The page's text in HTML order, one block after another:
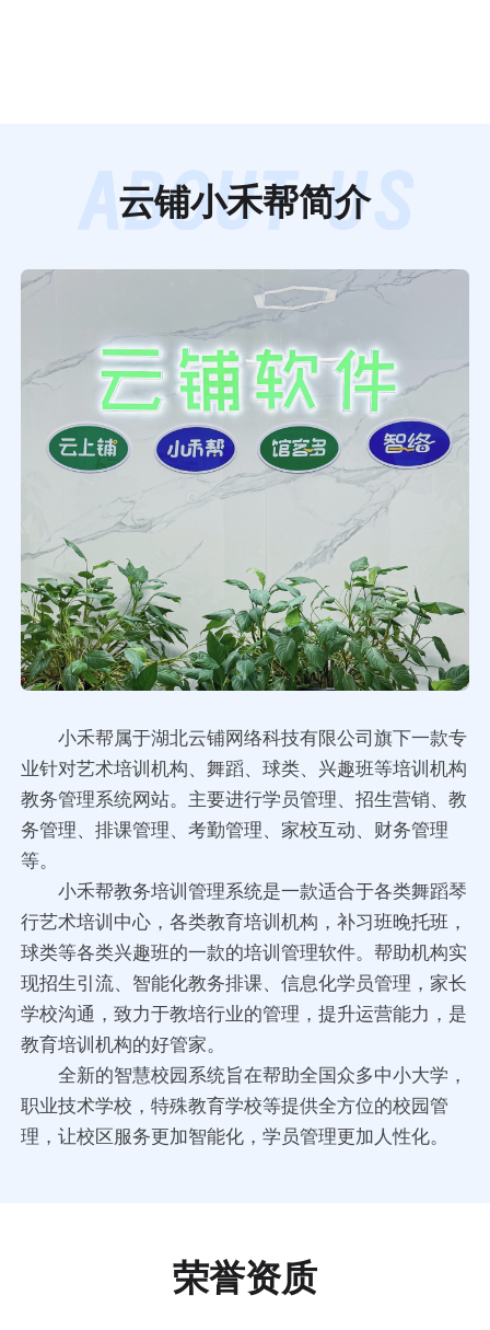
云铺小禾帮简介
小禾帮属于湖北云铺网络科技有限公司旗下一款专
业针对艺术培训机构、舞蹈、球类、兴趣班等培训机构
教务管理系统网站。主要进行学员管理、招生营销、教
务管理、排课管理、考勤管理、家校互动、财务管理
等。
小禾帮教务培训管理系统是一款适合于各类舞蹈琴
行艺术培训中心，各类教育培训机构，补习班晚托班，
球类等各类兴趣班的一款的培训管理软件。帮助机构实
现招生引流、智能化教务排课、信息化学员管理，家长
学校沟通，致力于教培行业的管理，提升运营能力，是
教育培训机构的好管家。
全新的智慧校园系统旨在帮助全国众多中小大学，
职业技术学校，特殊教育学校等提供全方位的校园管
理，让校区服务更加智能化，学员管理更加人性化。
荣誉资质